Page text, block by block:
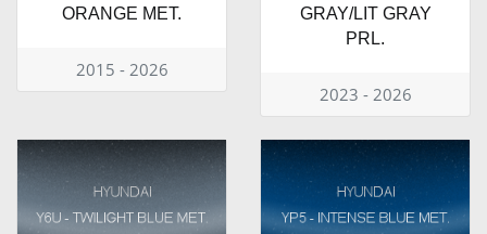
ORANGE MET.
2015 - 2026
GRAY/LIT GRAY
PRL.
2023 - 2026